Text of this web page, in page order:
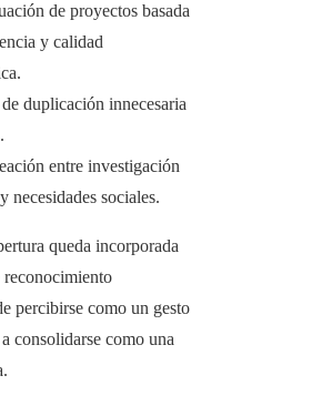
de proyectos basada
y calidad
duplicación innecesaria
entre investigación
necesidades sociales.
queda incorporada
reconocimiento
percibirse como un gesto
consolidarse como una